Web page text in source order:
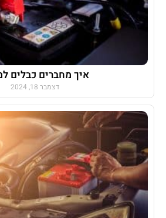
איך מחברים כבלים
דצמבר 18, 2024